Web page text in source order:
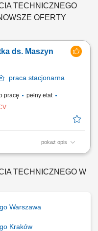
TECHNICZNEGO
OFERTY
ds. Maszyn
praca stacjonarna
pracę
pełny etat
pokaż opis
ds. Maszyn
ofertą maszyn
aktualizacja oferty;
TECHNICZNEGO W
Warszawa
Kraków